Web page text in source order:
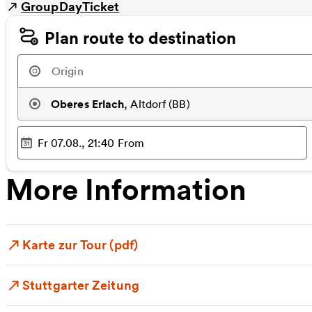
GroupDayTicket
Plan route to destination
Oberes Erlach,Altdorf (BB)
Selected time:
Fr 07.08., 21:40 From
More Information
Karte zur Tour (pdf)
Stuttgarter Zeitung